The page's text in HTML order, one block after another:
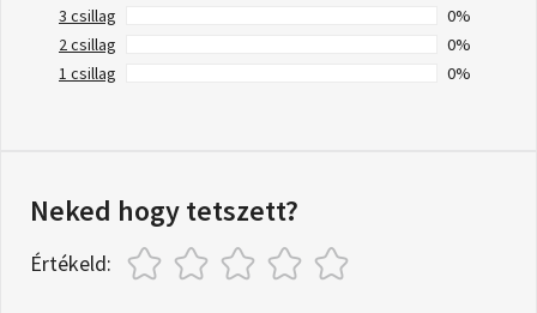
3 csillag
0%
2 csillag
0%
1 csillag
0%
Neked hogy tetszett?
Értékeld: